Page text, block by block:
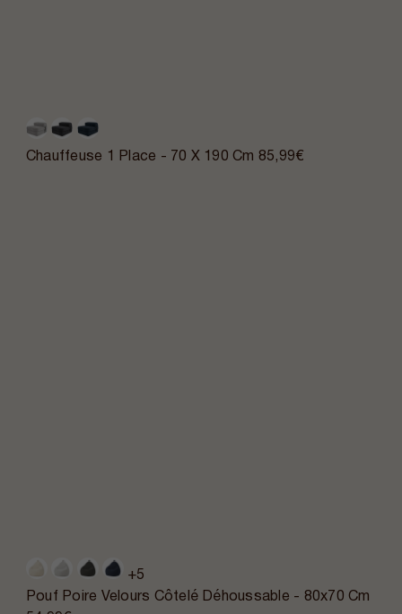
Chauffeuse 1 Place - 70 X 190 Cm 85,99€
+5
Pouf Poire Velours Côtelé Déhoussable - 80x70 Cm